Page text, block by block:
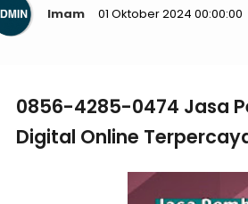
Imam
01 Oktober 2024 00:00:00
0856-4285-0474 Jasa
Digital Online